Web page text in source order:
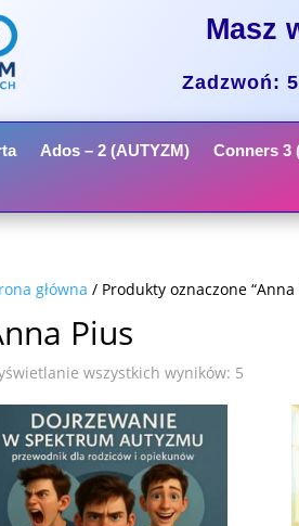
Masz
Zadzwoń:
Ados – 2 (AUTYZM) Conners 3
główna / Produkty oznaczone “Anna
Pius
wszystkich wyników: 5